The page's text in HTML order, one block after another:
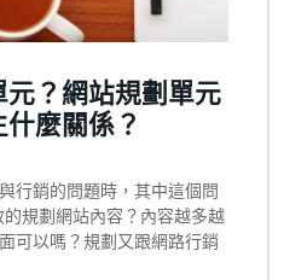
？網站規劃單元
麼關係？
行銷的問題時，其中這個問
規劃網站內容？內容越多越
可以嗎？規劃又跟網路行銷